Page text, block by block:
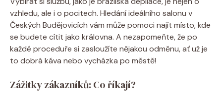
vzhledu, ale i o pocitech. Hledání ideálního salonu v
Českých Budějovicích vám může pomoci najít místo, kde
se budete cítit jako královna. A nezapomeňte, že po
každé proceduře si zasloužíte nějakou odměnu, ať už je
to dobrá káva nebo vycházka po městě!
Zážitky zákazníků: Co říkají?